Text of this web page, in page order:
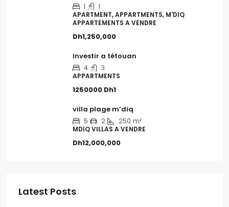
1
1
APARTMENT, APPARTMENTS, M'DIQ
APPARTEMENTS A VENDRE
Dh1,250,000
Investir a tétouan
4
3
APPARTMENTS
1250000 Dh1
villa plage m’diq
5 2 250 m²
MDIQ VILLAS A VENDRE
Dh12,000,000
Latest Posts